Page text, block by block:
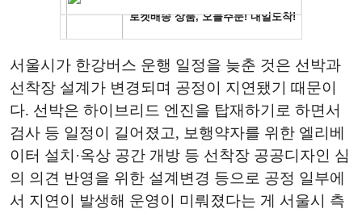
서울시가 한강버스 운행 일정을 늦춘 것은 선박과
선착장 설계가 변경되며 공정이 지연됐기 때문이
다. 선박은 하이브리드 엔진을 탑재하기로 하면서
검사 등 일정이 길어졌고, 보행약자를 위한 엘리베
이터 설치·옥상 공간 개방 등 선착장 공공디자인 심
의 의견 반영을 위한 설계변경 등으로 공정 일부에
서 지연이 발생해 운영이 미뤄졌다는 게 서울시 측